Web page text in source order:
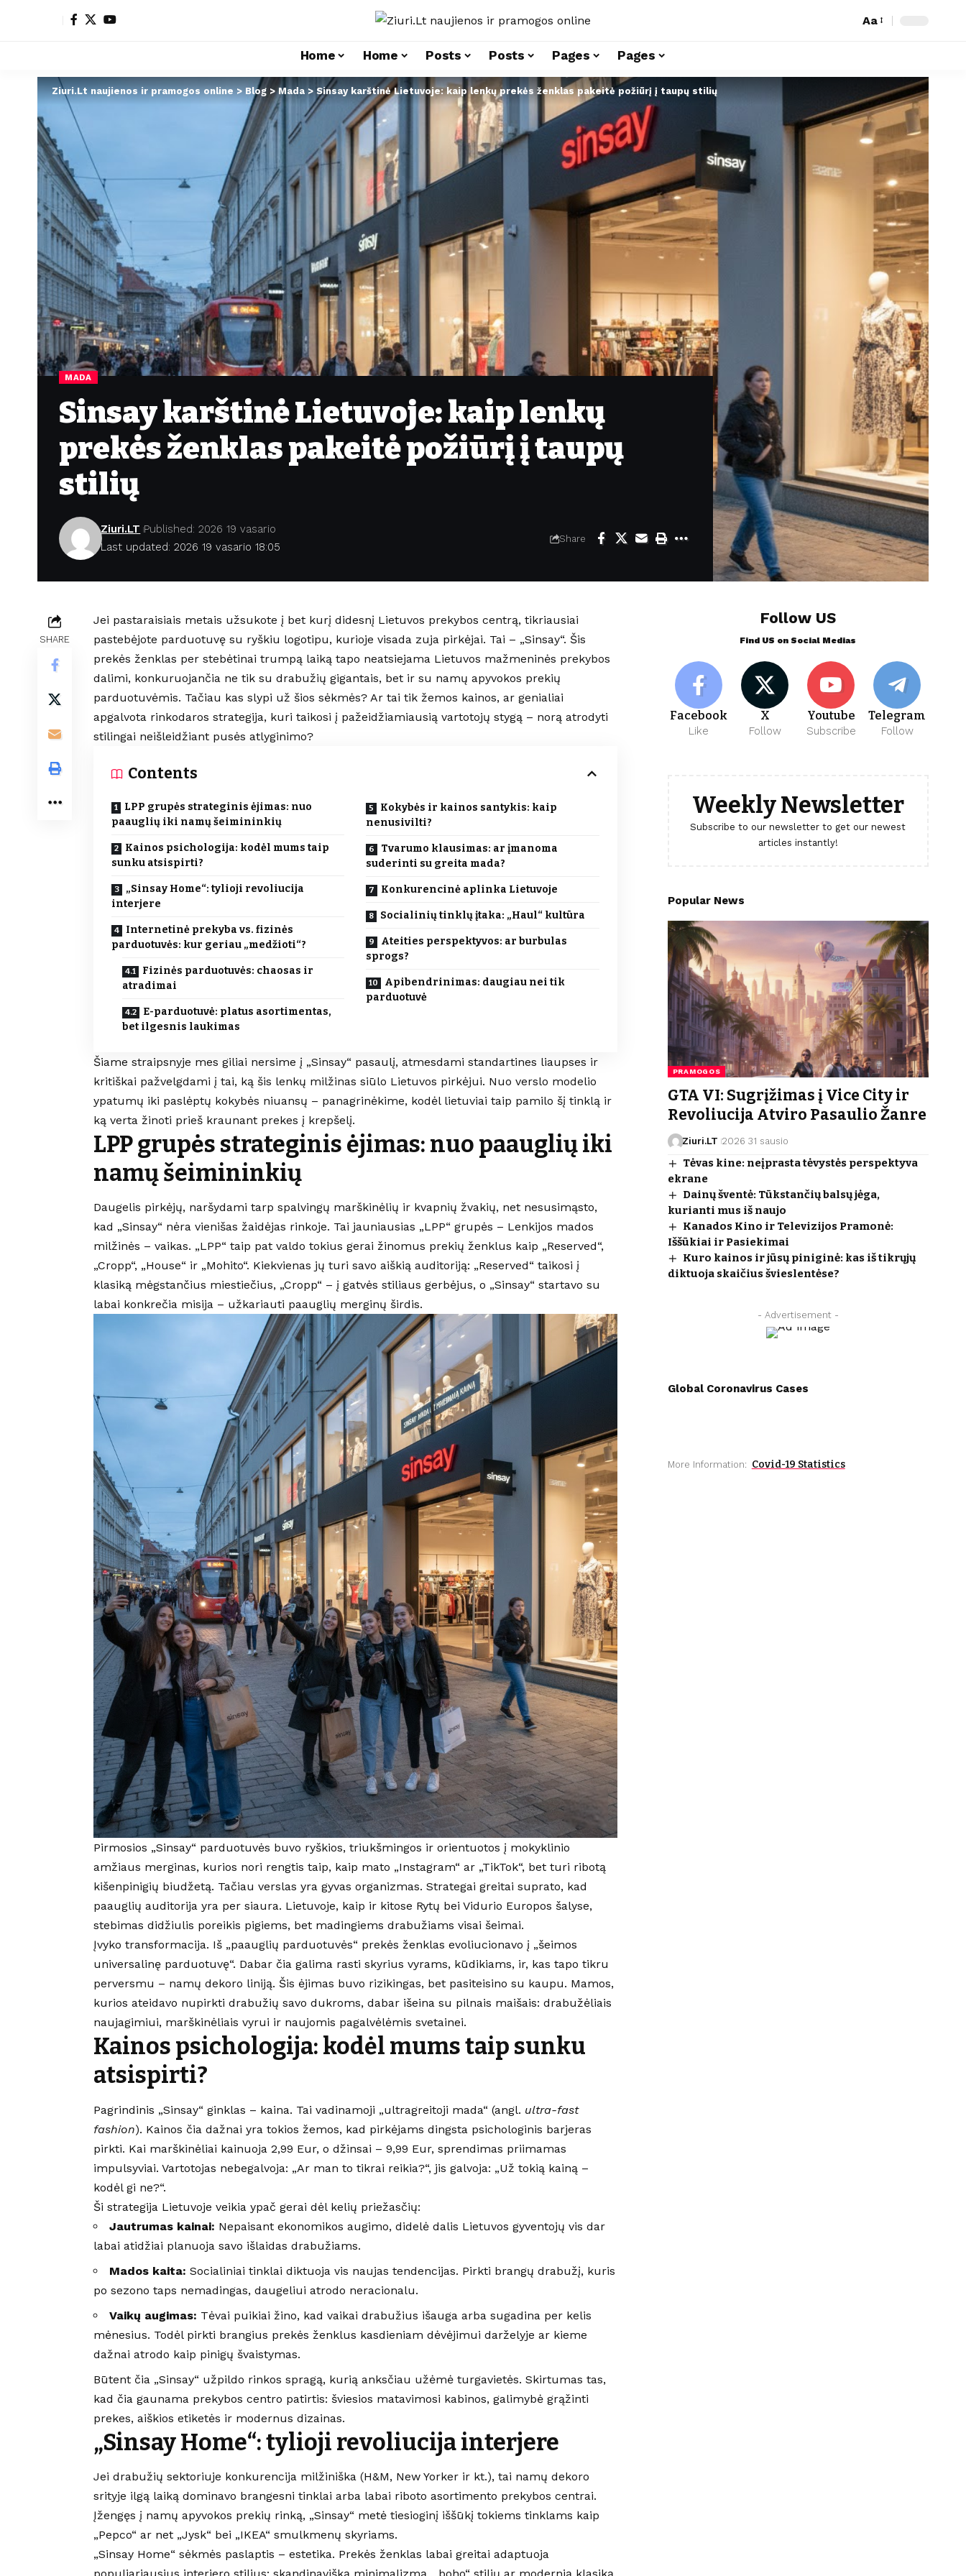
Aa
Home Home Posts Posts Pages Pages
Ziuri.Lt naujienos ir pramogos online>Blog >Mada > Sinsay karštinė Lietuvoje: kaip lenkų prekės ženklas pakeitė požiūrį į taupų stilių
MADA
Sinsay karštinė Lietuvoje: kaip lenkų
prekės ženklas pakeitė požiūrį į taupų
stilių
Last updated: 2026 19 vasario 18:05
Ziuri.LT Published: 2026 19 vasario
Share
SHARE
Jei pastaraisiais metais užsukote į bet kurį didesnį Lietuvos prekybos centrą, tikriausiai
pastebėjote parduotuvę su ryškiu logotipu, kurioje visada zuja pirkėjai. Tai – „Sinsay“. Šis
prekės ženklas per stebėtinai trumpą laiką tapo neatsiejama Lietuvos mažmeninės prekybos
dalimi, konkuruojančia ne tik su drabužių gigantais, bet ir su namų apyvokos prekių
parduotuvėmis. Tačiau kas slypi už šios sėkmės? Ar tai tik žemos kainos, ar genialiai
apgalvota rinkodaros strategija, kuri taikosi į pažeidžiamiausią vartotojų stygą – norą atrodyti
stilingai neišleidžiant pusės atlyginimo?
Contents
LPP grupės strateginis ėjimas: nuo
paauglių iki namų šeimininkių
Kainos psichologija: kodėl mums taip
sunku atsispirti?
„Sinsay Home“: tylioji revoliucija
interjere
Internetinė prekyba vs. fizinės
parduotuvės: kur geriau „medžioti“?
Fizinės parduotuvės: chaosas ir
atradimai
E-parduotuvė: platus asortimentas,
bet ilgesnis laukimas
Kokybės ir kainos santykis: kaip
nenusivilti?
Tvarumo klausimas: ar įmanoma
suderinti su greita mada?
Konkurencinė aplinka Lietuvoje
Socialinių tinklų įtaka: „Haul“ kultūra
Ateities perspektyvos: ar burbulas
sprogs?
Apibendrinimas: daugiau nei tik
parduotuvė
Šiame straipsnyje mes giliai nersime į „Sinsay“ pasaulį, atmesdami standartines liaupses ir
kritiškai pažvelgdami į tai, ką šis lenkų milžinas siūlo Lietuvos pirkėjui. Nuo verslo modelio
ypatumų iki paslėptų kokybės niuansų – panagrinėkime, kodėl lietuviai taip pamilo šį tinklą ir
ką verta žinoti prieš kraunant prekes į krepšelį.
LPP grupės strateginis ėjimas: nuo paauglių iki
namų šeimininkių
Daugelis pirkėjų, naršydami tarp spalvingų marškinėlių ir kvapnių žvakių, net nesusimąsto,
kad „Sinsay“ nėra vienišas žaidėjas rinkoje. Tai jauniausias „LPP“ grupės – Lenkijos mados
milžinės – vaikas. „LPP“ taip pat valdo tokius gerai žinomus prekių ženklus kaip „Reserved“,
„Cropp“, „House“ ir „Mohito“. Kiekvienas jų turi savo aiškią auditoriją: „Reserved“ taikosi į
klasiką mėgstančius miestiečius, „Cropp“ – į gatvės stiliaus gerbėjus, o „Sinsay“ startavo su
labai konkrečia misija – užkariauti paauglių merginų širdis.
Pirmosios „Sinsay“ parduotuvės buvo ryškios, triukšmingos ir orientuotos į mokyklinio
amžiaus merginas, kurios nori rengtis taip, kaip mato „Instagram“ ar „TikTok“, bet turi ribotą
kišenpinigių biudžetą. Tačiau verslas yra gyvas organizmas. Strategai greitai suprato, kad
paauglių auditorija yra per siaura. Lietuvoje, kaip ir kitose Rytų bei Vidurio Europos šalyse,
stebimas didžiulis poreikis pigiems, bet madingiems drabužiams visai šeimai.
Įvyko transformacija. Iš „paauglių parduotuvės“ prekės ženklas evoliucionavo į „šeimos
universalinę parduotuvę“. Dabar čia galima rasti skyrius vyrams, kūdikiams, ir, kas tapo tikru
perversmu – namų dekoro liniją. Šis ėjimas buvo rizikingas, bet pasiteisino su kaupu. Mamos,
kurios ateidavo nupirkti drabužių savo dukroms, dabar išeina su pilnais maišais: drabužėliais
naujagimiui, marškinėliais vyrui ir naujomis pagalvėlėmis svetainei.
Kainos psichologija: kodėl mums taip sunku
atsispirti?
Pagrindinis „Sinsay“ ginklas – kaina. Tai vadinamoji „ultragreitoji mada“ (angl. ultra-fast
fashion). Kainos čia dažnai yra tokios žemos, kad pirkėjams dingsta psichologinis barjeras
pirkti. Kai marškinėliai kainuoja 2,99 Eur, o džinsai – 9,99 Eur, sprendimas priimamas
impulsyviai. Vartotojas nebegalvoja: „Ar man to tikrai reikia?“, jis galvoja: „Už tokią kainą –
kodėl gi ne?“.
Ši strategija Lietuvoje veikia ypač gerai dėl kelių priežasčių:
Jautrumas kainai: Nepaisant ekonomikos augimo, didelė dalis Lietuvos gyventojų vis dar
labai atidžiai planuoja savo išlaidas drabužiams.
Mados kaita: Socialiniai tinklai diktuoja vis naujas tendencijas. Pirkti brangų drabužį, kuris
po sezono taps nemadingas, daugeliui atrodo neracionalu.
Vaikų augimas: Tėvai puikiai žino, kad vaikai drabužius išauga arba sugadina per kelis
mėnesius. Todėl pirkti brangius prekės ženklus kasdieniam dėvėjimui darželyje ar kieme
dažnai atrodo kaip pinigų švaistymas.
Būtent čia „Sinsay“ užpildo rinkos spragą, kurią anksčiau užėmė turgavietės. Skirtumas tas,
kad čia gaunama prekybos centro patirtis: šviesios matavimosi kabinos, galimybė grąžinti
prekes, aiškios etiketės ir modernus dizainas.
„Sinsay Home“: tylioji revoliucija interjere
Jei drabužių sektoriuje konkurencija milžiniška (H&M, New Yorker ir kt.), tai namų dekoro
srityje ilgą laiką dominavo brangesni tinklai arba labai riboto asortimento prekybos centrai.
Įžengęs į namų apyvokos prekių rinką, „Sinsay“ metė tiesioginį iššūkį tokiems tinklams kaip
„Pepco“ ar net „Jysk“ bei „IKEA“ smulkmenų skyriams.
„Sinsay Home“ sėkmės paslaptis – estetika. Prekės ženklas labai greitai adaptuoja
Follow US
Find US on Social Medias
Facebook
Like
X
Follow
Youtube
Subscribe
Telegram
Follow
Weekly Newsletter
Subscribe to our newsletter to get our newest
articles instantly!
Popular News
PRAMOGOS
GTA VI: Sugrįžimas į Vice City ir
Revoliucija Atviro Pasaulio Žanre
Ziuri.LT 2026 31 sausio
Tėvas kine: neįprasta tėvystės perspektyva
ekrane
Dainų šventė: Tūkstančių balsų jėga,
kurianti mus iš naujo
Kanados Kino ir Televizijos Pramonė:
Iššūkiai ir Pasiekimai
Kuro kainos ir jūsų piniginė: kas iš tikrųjų
diktuoja skaičius švieslentėse?
- Advertisement -
Global Coronavirus Cases
More Information: Covid-19 Statistics